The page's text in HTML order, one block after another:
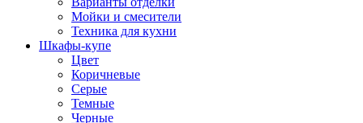
Мойки и смесители
Техника для кухни
Шкафы-купе
Цвет
Коричневые
Серые
Темные
Черные